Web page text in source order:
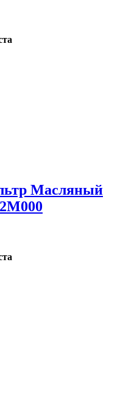
Масляный